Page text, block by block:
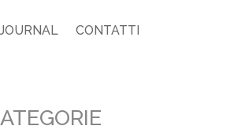
JOURNAL CONTATTI